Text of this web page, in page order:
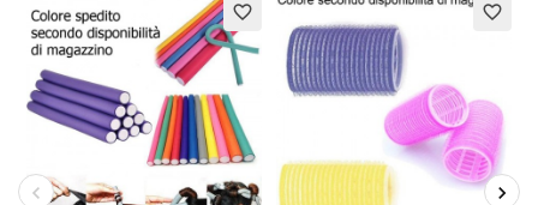
favorite_border favorite_border